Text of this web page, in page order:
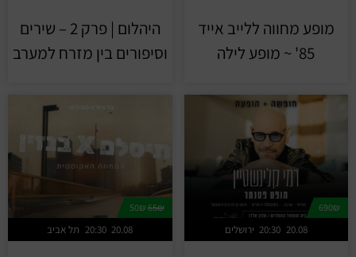
מופע מחווה ללייב אייד
85' ~ מופע לילה
היהלום | פרק 2 – שירים
וסיפורים בין מזרח למערב
690₪
ירושלים 20:30 20.08
65₪
50₪
תל אביב 20:30 20.08